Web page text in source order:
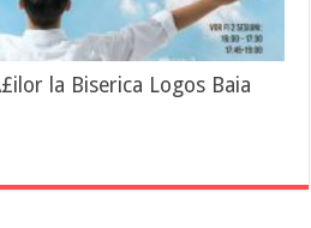
la Biserica Logos Baia